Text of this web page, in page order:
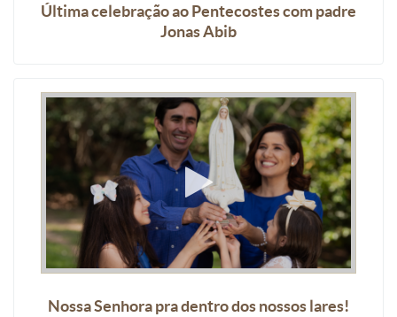
Última celebração ao Pentecostes com padre
Jonas Abib
Nossa Senhora pra dentro dos nossos lares!